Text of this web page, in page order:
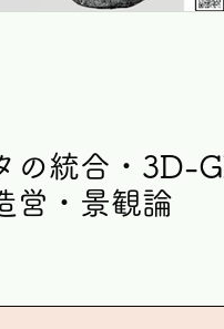
の統合・3D-
営・景観論